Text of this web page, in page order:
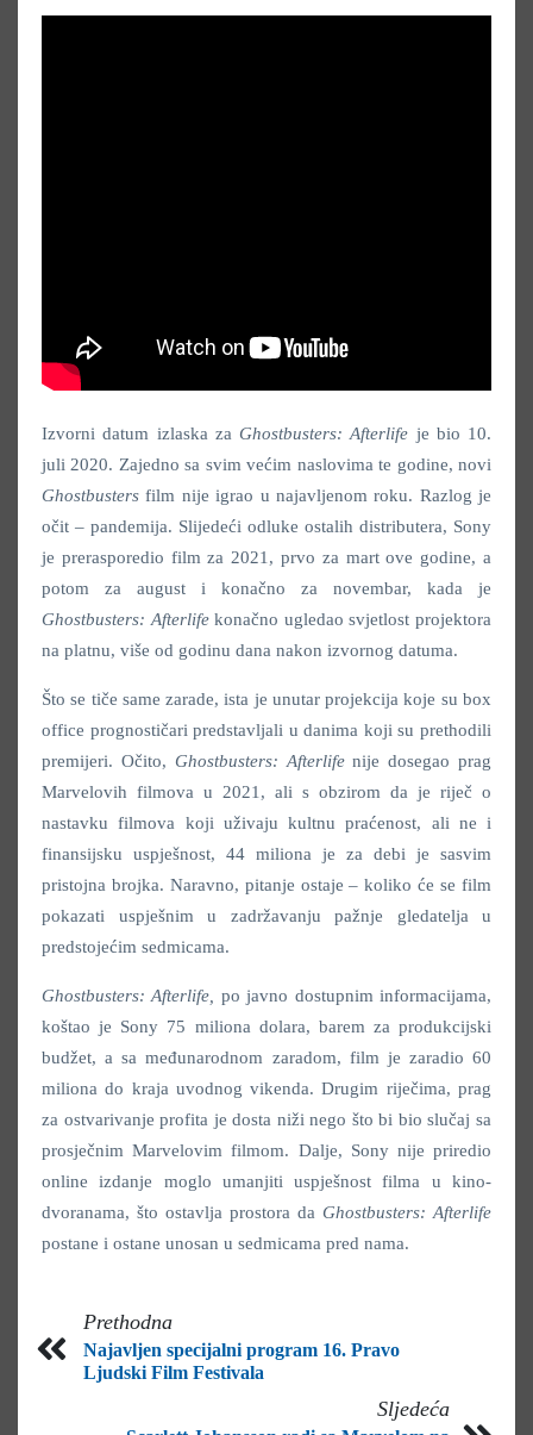
Izvorni datum izlaska za Ghostbusters: Afterlife je bio 10.
juli 2020. Zajedno sa svim većim naslovima te godine, novi
Ghostbusters film nije igrao u najavljenom roku. Razlog je
očit – pandemija. Slijedeći odluke ostalih distributera, Sony
je prerasporedio film za 2021, prvo za mart ove godine, a
potom za august i konačno za novembar, kada je
Ghostbusters: Afterlifekonačno ugledao svjetlost projektora
na platnu, više od godinu dana nakon izvornog datuma.
Što se tiče same zarade, ista je unutar projekcija koje su box
office prognostičari predstavljali u danima koji su prethodili
premijeri. Očito, Ghostbusters: Afterlifenije dosegao prag
Marvelovih filmova u 2021, ali s obzirom da je riječ o
nastavku filmova koji uživaju kultnu praćenost, ali ne i
finansijsku uspješnost, 44 miliona je za debi je sasvim
pristojna brojka. Naravno, pitanje ostaje – koliko će se film
pokazati uspješnim u zadržavanju pažnje gledatelja u
predstojećim sedmicama.
Ghostbusters: Afterlife
po javno dostupnim informacijama,
koštao je Sony 75 miliona dolara, barem za produkcijski
budžet, a sa međunarodnom zaradom, film je zaradio 60
miliona do kraja uvodnog vikenda. Drugim riječima, prag
za ostvarivanje profita je dosta niži nego što bi bio slučaj sa
prosječnim Marvelovim filmom. Dalje, Sony nije priredio
online izdanje moglo umanjiti uspješnost filma u kino-
dvoranama, što ostavlja prostora da Ghostbusters: Afterlife
postane i ostane unosan u sedmicama pred nama.
Prethodna
Najavljen specijalni program 16. Pravo
Ljudski Film Festivala
Sljedeća